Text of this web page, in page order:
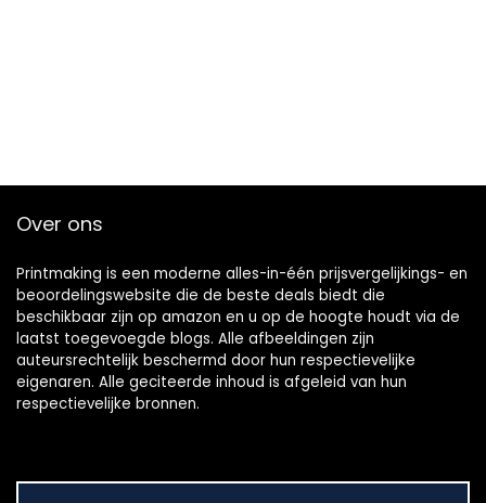
Over ons
Printmaking is een moderne alles-in-één prijsvergelijkings- en
beoordelingswebsite die de beste deals biedt die
beschikbaar zijn op amazon en u op de hoogte houdt via de
laatst toegevoegde blogs. Alle afbeeldingen zijn
auteursrechtelijk beschermd door hun respectievelijke
eigenaren. Alle geciteerde inhoud is afgeleid van hun
respectievelijke bronnen.